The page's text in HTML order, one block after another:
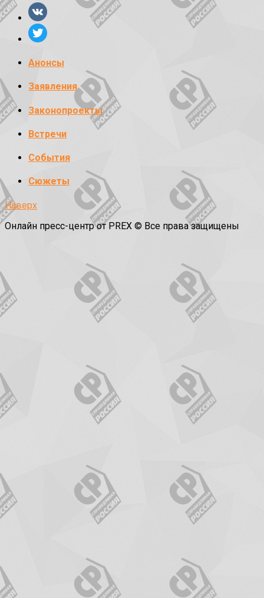
Анонсы
Заявления
Законопроекты
Встречи
События
Сюжеты
Наверх
Онлайн пресс-центр от PREX © Все права защищены